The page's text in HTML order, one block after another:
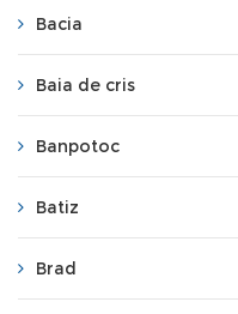
Bacia
Baia de cris
Banpotoc
Batiz
Brad